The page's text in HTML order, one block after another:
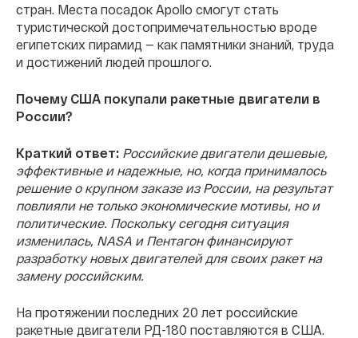
стран. Места посадок Apollo смогут стать
туристической достопримечательностью вроде
египетских пирамид — как памятники знаний, труда
и достижений людей прошлого.
Почему США покупали ракетные двигатели в
России?
Краткий ответ: Российские двигатели дешевые,
эффективные и надежные, но, когда принималось
решение о крупном заказе из России, на результат
повлияли не только экономические мотивы, но и
политические. Поскольку сегодня ситуация
изменилась, NASA и Пентагон финансируют
разработку новых двигателей для своих ракет на
замену российским.
На протяжении последних 20 лет российские
ракетные двигатели РД-180 поставляются в США.